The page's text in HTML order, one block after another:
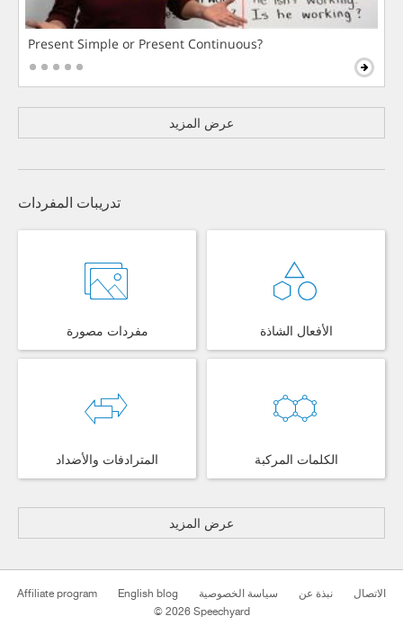
Present Simple or Present Continuous?
عرض المزيد
تدريبات المفردات
مفردات مصورة الأفعال الشاذة
المترادفات والأضداد الكلمات المركبة
عرض المزيد
Affiliate program English blog سياسة الخصوصية نبذة عن
الاتصال
© 2026 Speechyard